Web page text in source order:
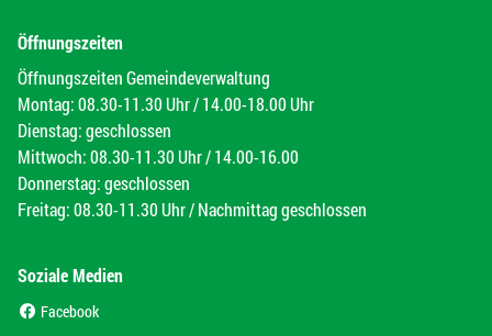
Öffnungszeiten
Öffnungszeiten Gemeindeverwaltung
Montag: 08.30-11.30 Uhr / 14.00-18.00 Uhr
Dienstag: geschlossen
Mittwoch: 08.30-11.30 Uhr / 14.00-16.00
Donnerstag: geschlossen
Freitag: 08.30-11.30 Uhr / Nachmittag geschlossen
Soziale Medien
Facebook